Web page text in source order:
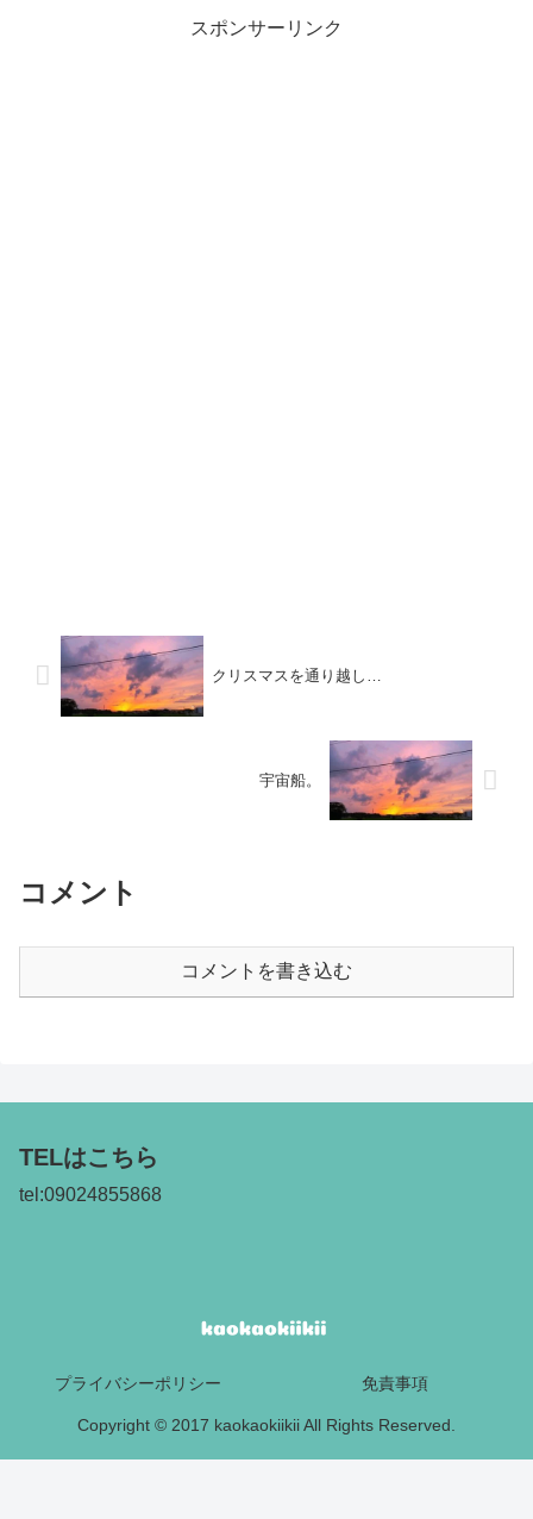
スポンサーリンク
クリスマスを通り越し…
宇宙船。
コメント
コメントを書き込む
TELはこちら
tel:09024855868
プライバシーポリシー 免責事項
Copyright © 2017 kaokaokiikii All Rights Reserved.